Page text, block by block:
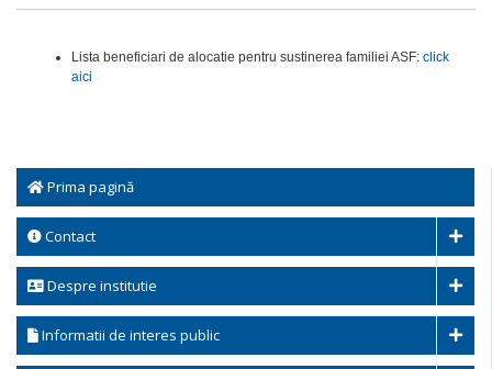
Prima pagină
Contact
Despre institutie
Informatii de interes public
Lista beneficiari de alocatie pentru sustinerea familiei ASF: click
aici